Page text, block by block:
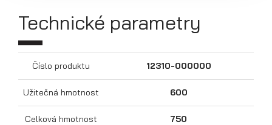
Přívěsy s koly pod ložnou plochou
Technické parametry
Číslo produktu 12310-000000
Užitečná hmotnost 600
Celková hmotnost 750